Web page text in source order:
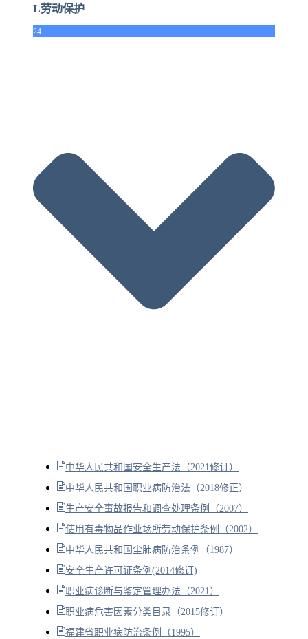
L劳动保护
24
中华人民共和国安全生产法（2021修订）
中华人民共和国职业病防治法（2018修正）
生产安全事故报告和调查处理条例（2007）
使用有毒物品作业场所劳动保护条例（2002）
中华人民共和国尘肺病防治条例（1987）
安全生产许可证条例(2014修订)
职业病诊断与鉴定管理办法（2021）
职业病危害因素分类目录（2015修订）
福建省职业病防治条例（1995）